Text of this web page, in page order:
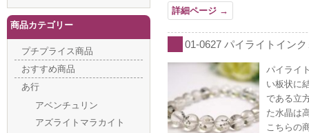
詳細ページ →
01-0627 パイライトイン
パイライ
い板状に
である立
た水晶は
こちらの
商品カテゴリー
プチプライス商品
おすすめ商品
あ行
アベンチュリン
アズライトマラカイト